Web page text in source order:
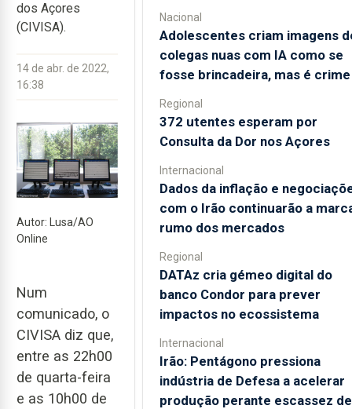
dos Açores
(CIVISA).
14 de abr. de 2022,
16:38
Autor: Lusa/AO
Online
Num
comunicado, o
CIVISA diz que,
entre as 22h00
de quarta-feira
e as 10h00 de
Nacional
Adolescentes criam imagens
colegas nuas com IA como se
fosse brincadeira, mas é crime
Regional
372 utentes esperam por
Consulta da Dor nos Açores
Internacional
Dados da inflação e
com o Irão continuarão a
rumo dos mercados
Regional
DATAz cria gémeo digital do
banco Condor para prever
impactos no ecossistema
Internacional
Irão: Pentágono pressiona
indústria de Defesa a acelerar
produção perante escassez de